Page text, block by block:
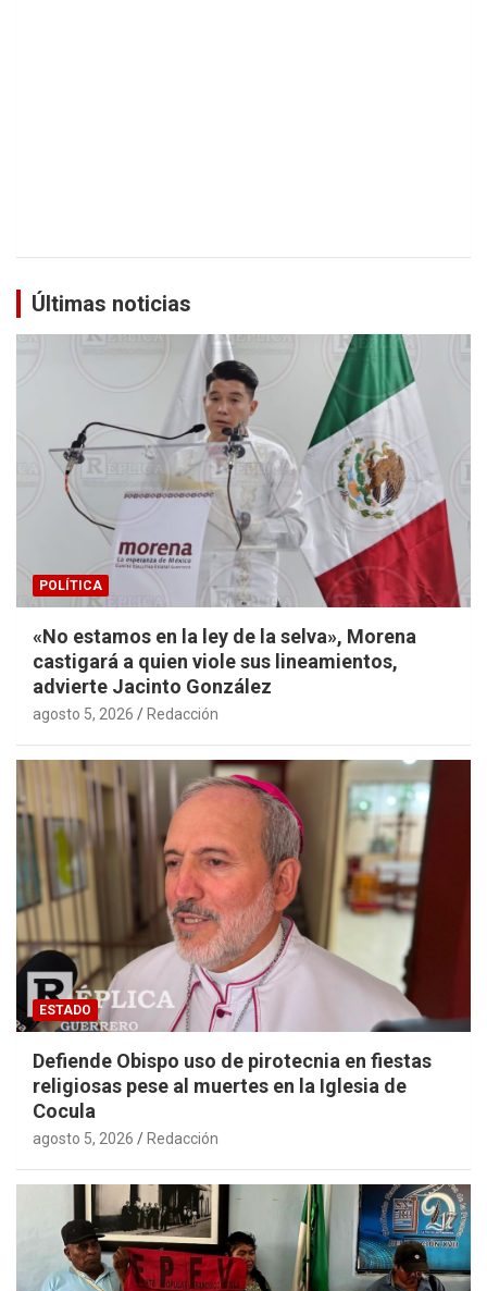
Últimas noticias
POLÍTICA
«No estamos en la ley de la selva», Morena
castigará a quien viole sus lineamientos,
advierte Jacinto González
agosto 5, 2026 Redacción
ESTADO
Defiende Obispo uso de pirotecnia en fiestas
religiosas pese al muertes en la Iglesia de
Cocula
agosto 5, 2026 Redacción